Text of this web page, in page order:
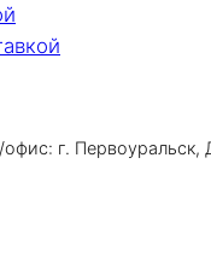
г. Первоуральск,